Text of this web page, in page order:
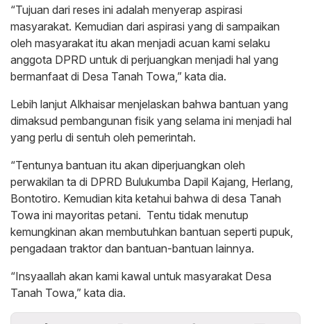
“Tujuan dari reses ini adalah menyerap aspirasi
masyarakat. Kemudian dari aspirasi yang di sampaikan
oleh masyarakat itu akan menjadi acuan kami selaku
anggota DPRD untuk di perjuangkan menjadi hal yang
bermanfaat di Desa Tanah Towa,” kata dia.
Lebih lanjut Alkhaisar menjelaskan bahwa bantuan yang
dimaksud pembangunan fisik yang selama ini menjadi hal
yang perlu di sentuh oleh pemerintah.
“Tentunya bantuan itu akan diperjuangkan oleh
perwakilan ta di DPRD Bulukumba Dapil Kajang, Herlang,
Bontotiro. Kemudian kita ketahui bahwa di desa Tanah
Towa ini mayoritas petani. Tentu tidak menutup
kemungkinan akan membutuhkan bantuan seperti pupuk,
pengadaan traktor dan bantuan-bantuan lainnya.
“Insyaallah akan kami kawal untuk masyarakat Desa
Tanah Towa,” kata dia.